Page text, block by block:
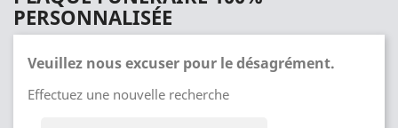
PERSONNALISÉE
Veuillez nous excuser pour le désagrément.
Effectuez une nouvelle recherche